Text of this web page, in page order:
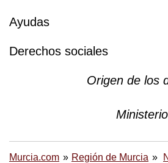
Ayudas
Derechos sociales
Origen de los
Murcia.com Región de Murcia